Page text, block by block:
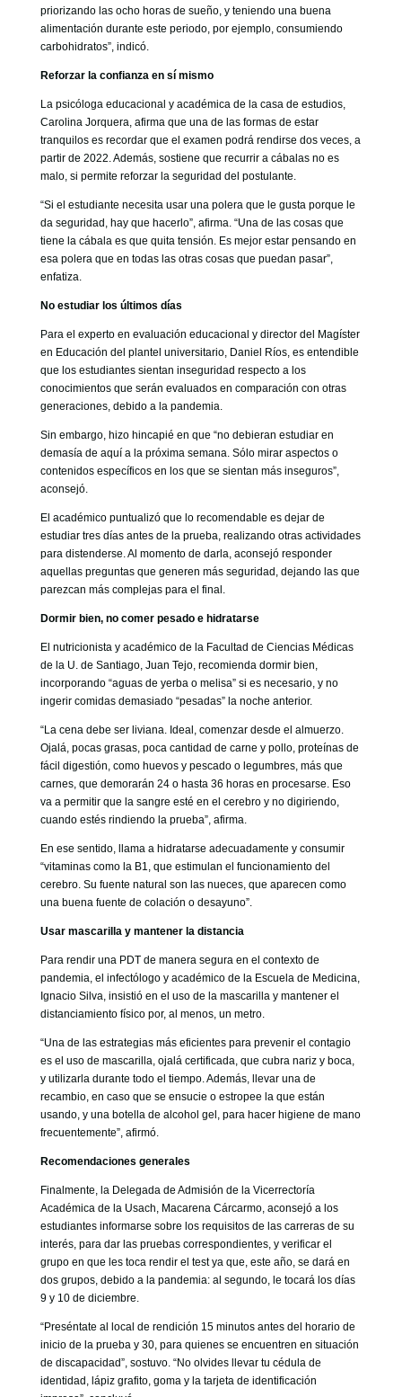
priorizando las ocho horas de sueño, y teniendo una buena
alimentación durante este periodo, por ejemplo, consumiendo
carbohidratos”, indicó.
Reforzar la confianza en sí mismo
La psicóloga educacional y académica de la casa de estudios,
Carolina Jorquera, afirma que una de las formas de estar
tranquilos es recordar que el examen podrá rendirse dos veces, a
partir de 2022. Además, sostiene que recurrir a cábalas no es
malo, si permite reforzar la seguridad del postulante.
“Si el estudiante necesita usar una polera que le gusta porque le
da seguridad, hay que hacerlo”, afirma. “Una de las cosas que
tiene la cábala es que quita tensión. Es mejor estar pensando en
esa polera que en todas las otras cosas que puedan pasar”,
enfatiza.
No estudiar los últimos días
Para el experto en evaluación educacional y director del Magíster
en Educación del plantel universitario, Daniel Ríos, es entendible
que los estudiantes sientan inseguridad respecto a los
conocimientos que serán evaluados en comparación con otras
generaciones, debido a la pandemia.
Sin embargo, hizo hincapié en que “no debieran estudiar en
demasía de aquí a la próxima semana. Sólo mirar aspectos o
contenidos específicos en los que se sientan más inseguros”,
aconsejó.
El académico puntualizó que lo recomendable es dejar de
estudiar tres días antes de la prueba, realizando otras actividades
para distenderse. Al momento de darla, aconsejó responder
aquellas preguntas que generen más seguridad, dejando las que
parezcan más complejas para el final.
Dormir bien, no comer pesado e hidratarse
El nutricionista y académico de la Facultad de Ciencias Médicas
de la U. de Santiago, Juan Tejo, recomienda dormir bien,
incorporando “aguas de yerba o melisa” si es necesario, y no
ingerir comidas demasiado “pesadas” la noche anterior.
“La cena debe ser liviana. Ideal, comenzar desde el almuerzo.
Ojalá, pocas grasas, poca cantidad de carne y pollo, proteínas de
fácil digestión, como huevos y pescado o legumbres, más que
carnes, que demorarán 24 o hasta 36 horas en procesarse. Eso
va a permitir que la sangre esté en el cerebro y no digiriendo,
cuando estés rindiendo la prueba”, afirma.
En ese sentido, llama a hidratarse adecuadamente y consumir
“vitaminas como la B1, que estimulan el funcionamiento del
cerebro. Su fuente natural son las nueces, que aparecen como
una buena fuente de colación o desayuno”.
Usar mascarilla y mantener la distancia
Para rendir una PDT de manera segura en el contexto de
pandemia, el infectólogo y académico de la Escuela de Medicina,
Ignacio Silva, insistió en el uso de la mascarilla y mantener el
distanciamiento físico por, al menos, un metro.
“Una de las estrategias más eficientes para prevenir el contagio
es el uso de mascarilla, ojalá certificada, que cubra nariz y boca,
y utilizarla durante todo el tiempo. Además, llevar una de
recambio, en caso que se ensucie o estropee la que están
usando, y una botella de alcohol gel, para hacer higiene de mano
frecuentemente”, afirmó.
Recomendaciones generales
Finalmente, la Delegada de Admisión de la Vicerrectoría
Académica de la Usach, Macarena Cárcarmo, aconsejó a los
estudiantes informarse sobre los requisitos de las carreras de su
interés, para dar las pruebas correspondientes, y verificar el
grupo en que les toca rendir el test ya que, este año, se dará en
dos grupos, debido a la pandemia: al segundo, le tocará los días
9 y 10 de diciembre.
“Preséntate al local de rendición 15 minutos antes del horario de
inicio de la prueba y 30, para quienes se encuentren en situación
de discapacidad”, sostuvo. “No olvides llevar tu cédula de
identidad, lápiz grafito, goma y la tarjeta de identificación